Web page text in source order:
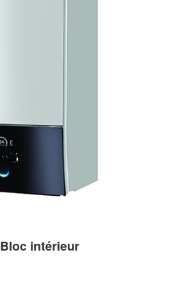
Bloc intérieur